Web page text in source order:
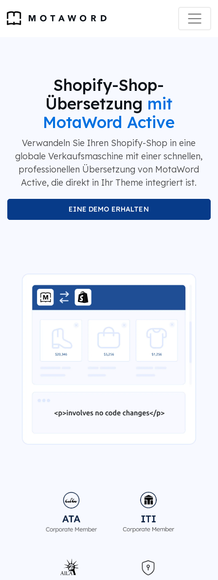
Shopify-Shop-
Übersetzung mit
MotaWord Active
Verwandeln Sie Ihren Shopify-Shop in eine
globale Verkaufsmaschine mit einer schnellen,
professionellen Übersetzung von MotaWord
Active, die direkt in Ihr Theme integriert ist.
EINE DEMO ERHALTEN